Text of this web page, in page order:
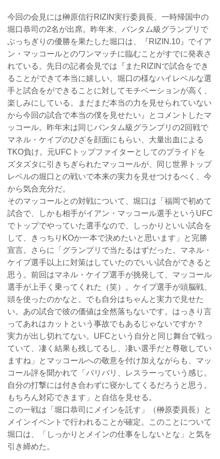
今回の会見には榊原信行RIZIN実行委員長、一時帰国中の
堀口恭司の2名が出席。昨年末、バンタム級グランプリで
ぶっちぎりの優勝を果たした堀口は、『RIZIN.10』でイア
ン・マッコールとのワンマッチに臨むことがすでに発表さ
れている。先日の記者会見では『またRIZINで試合をでき
ることができて本当に嬉しい。堀口の様なハイレベルな選
手と試合をができることに対してモチベーションが高く、
楽しみにしている。まだまだ本当の力を見せられていない
から今回の試合で本当の僕を見せたい』とコメントしたマ
ッコール。昨年末は同じバンタム級グランプリの2回戦で
マネル・ケイプのひざを顔面にもらい、大量出血による
TKO負け。元UFCトップファイターとしてのプライドを
ズタズタに引きちぎられたマッコールが、同じ世界トップ
レベルの堀口との戦いで本来の実力を見せつけるべく、今
から気合充分だ。
そのマッコールとの対戦について、堀口は「福岡で初めて
試合で、しかも相手がイアン・マッコール選手というUFC
でトップでやっていた選手なので、しっかりといい試合を
して、きっちりKOか一本で決めたいと思います」と完勝
宣言。さらに「グランプリで当たるはずだった。マネル・
ケイプ選手以上に対策はしていたのでいい試合ができると
思う。前回はマネル・ケイプ選手が挑発して、マッコール
選手が上手く乗ってくれた（笑）。ケイプ選手が頭脳戦、
頭を使ったのかなと。でも自分はちゃんと実力で見せた
い。あの試合で彼の価値は全然落ちないです。はっきり言
ってあれはカットという事故でもあるじゃないですか？
実力が出し切れてない。UFCという自分と同じ舞台で戦っ
ていて、凄く結果も残してるし、凄い選手だと尊敬してい
ますね」とマッコールへの敬意を付け加えながらも、マッ
コール評を聞かれて「バリバリ、レスラーっていう感じ。
自分の打撃には付き合わずに寝かしてくるだろうと思う。
もちろん対応できます」と自信を見せる。
この一戦は「堀口恭司にメインを託す」（榊原委員長）と
メインイベントで行われることが確定。このことについて
堀口は、「しっかりとメインの仕事をしないとな」と気を
引き締めた。